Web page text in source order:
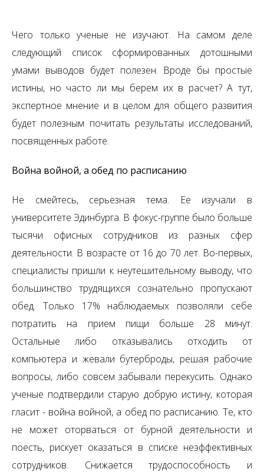
Чего только ученые не изучают. На самом деле
следующий список сформированных дотошными
умами выводов будет полезен. Вроде бы простые
истины, но часто ли мы берем их в расчет? А тут,
экспертное мнение и в целом для общего развития
будет полезным почитать результаты исследований,
посвященных работе.
Война войной, а обед по расписанию
Не смейтесь, серьезная тема. Ее изучали в
университете Эдинбурга. В фокус-группе было больше
тысячи офисных сотрудников из разных сфер
деятельности. В возрасте от 16 до 70 лет. Во-первых,
специалисты пришли к неутешительному выводу, что
большинство трудящихся сознательно пропускают
обед. Только 17% наблюдаемых позволяли себе
потратить на прием пищи больше 28 минут.
Остальные либо отказывались отходить от
компьютера и жевали бутерброды, решая рабочие
вопросы, либо совсем забывали перекусить. Однако
ученые подтвердили старую добрую истину, которая
гласит - война войной, а обед по расписанию. Те, кто
не может оторваться от бурной деятельности и
поесть, рискует оказаться в списке неэффективных
сотрудников. Снижается трудоспособность и